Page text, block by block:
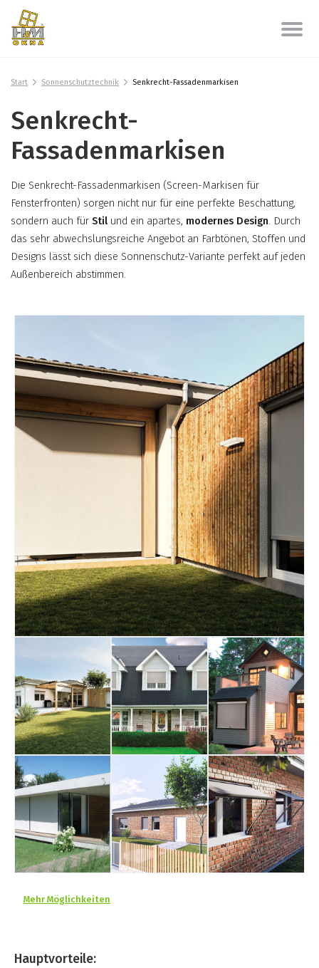
Start Sonnenschutztechnik Senkrecht-Fassadenmarkisen
Senkrecht-
Fassadenmarkisen
Die Senkrecht-Fassadenmarkisen (Screen-Markisen für
Fensterfronten) sorgen nicht nur für eine perfekte Beschattung,
sondern auch für Stil und ein apartes, modernes Design. Durch
das sehr abwechslungsreiche Angebot an Farbtönen, Stoffen und
Designs lässt sich diese Sonnenschutz-Variante perfekt auf jeden
Außenbereich abstimmen.
Mehr Möglichkeiten
Hauptvorteile: